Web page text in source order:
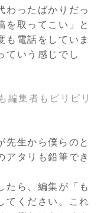
わったばかりだっ
を取ってこい」と
も電話をしていま
ていう感じでし
編集者もピリピリ
先生から僕らのと
アタリも鉛筆でき
たら、編集が「も
てください。これ